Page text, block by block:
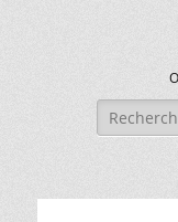
Recherche
pour: